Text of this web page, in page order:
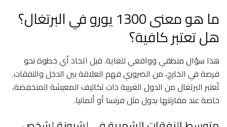
ما هو معنى 1300 يورو في البرتغال؟
هل تعتبر كافية؟
هذا سؤال منطقي وواقعي للغاية. قبل اتخاذ أي خطوة نحو
فرصة في الخارج، من الضروري فهم العلاقة بين الدخل والنفقات.
تُعتبر البرتغال من الدول الغربية ذات تكاليف المعيشة المنخفضة،
خاصة عند مقارنتها بدول مثل فرنسا أو ألمانيا.